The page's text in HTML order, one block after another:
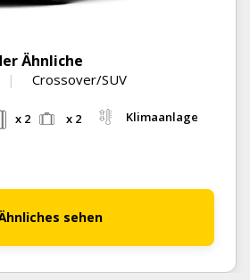
Ähnliche
Crossover/SUV
x 2 x 2
Klimaanlage
sehen